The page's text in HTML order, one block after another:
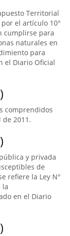
Territorial
el artículo 10°
cumplirse para
naturales en
para
el Diario Oficial
comprendidos
2011.
y privada
de
refiere la Ley N°
la
en el Diario